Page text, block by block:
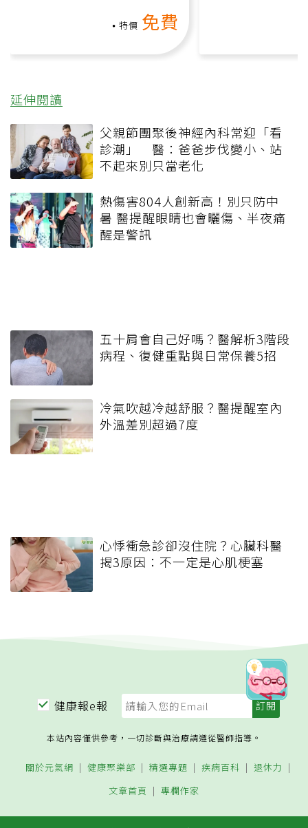
特價 免費
延伸閱讀
父親節團聚後神經內科常迎「看
診潮」 醫：爸爸步伐變小、站
不起來別只當老化
熱傷害804人創新高！別只防中
暑 醫提醒眼睛也會曬傷、半夜痛
醒是警訊
五十肩會自己好嗎？醫解析3階段
病程、復健重點與日常保養5招
冷氣吹越冷越舒服？醫提醒室內
外溫差別超過7度
心悸衝急診卻沒住院？心臟科醫
揭3原因：不一定是心肌梗塞
健康報e報
本站內容僅供參考，一切診斷與治療請遵從醫師指導。
關於元氣網 健康聚樂部 精選專題 疾病百科
退休力
文章首頁
專欄作家